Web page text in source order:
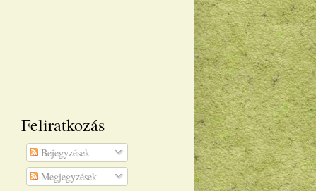
Feliratkozás
Bejegyzések
Megjegyzések